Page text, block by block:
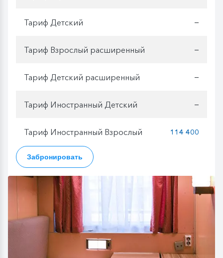
Тариф Детский —
Тариф Взрослый расширенный —
Тариф Детский расширенный —
Тариф Иностранный Детский —
Тариф Иностранный Взрослый 114 400
Забронировать